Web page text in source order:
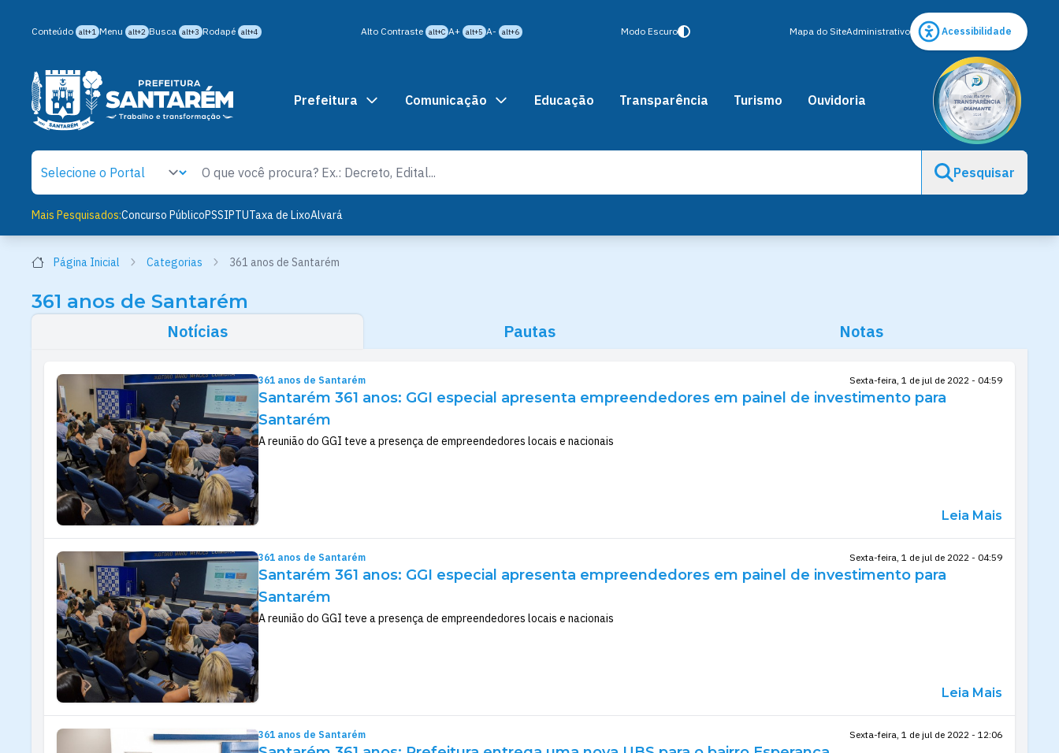
Conteúdo alt+1 Menu alt+2 Busca alt+3 Rodapé alt+4 Alto Contraste alt+C A+ alt+5 A- alt+6 Modo Escuro Mapa do SiteAdministrativo Acessibilidade
Prefeitura Comunicação Educação Transparência Turismo Ouvidoria
Pesquisar
Mais Pesquisados:Concurso PúblicoPSSIPTUTaxa de LixoAlvará
Página Inicial Categorias 361 anos de Santarém
361 anos de Santarém
Notícias Pautas Notas
361 anos de Santarém Sexta-feira, 1 de jul de 2022 - 04:59
Santarém 361 anos: GGI especial apresenta empreendedores em painel de investimento para
Santarém
A reunião do GGI teve a presença de empreendedores locais e nacionais
Leia Mais
361 anos de Santarém Sexta-feira, 1 de jul de 2022 - 04:59
Santarém 361 anos: GGI especial apresenta empreendedores em painel de investimento para
Santarém
A reunião do GGI teve a presença de empreendedores locais e nacionais
Leia Mais
361 anos de Santarém Sexta-feira, 1 de jul de 2022 - 12:06